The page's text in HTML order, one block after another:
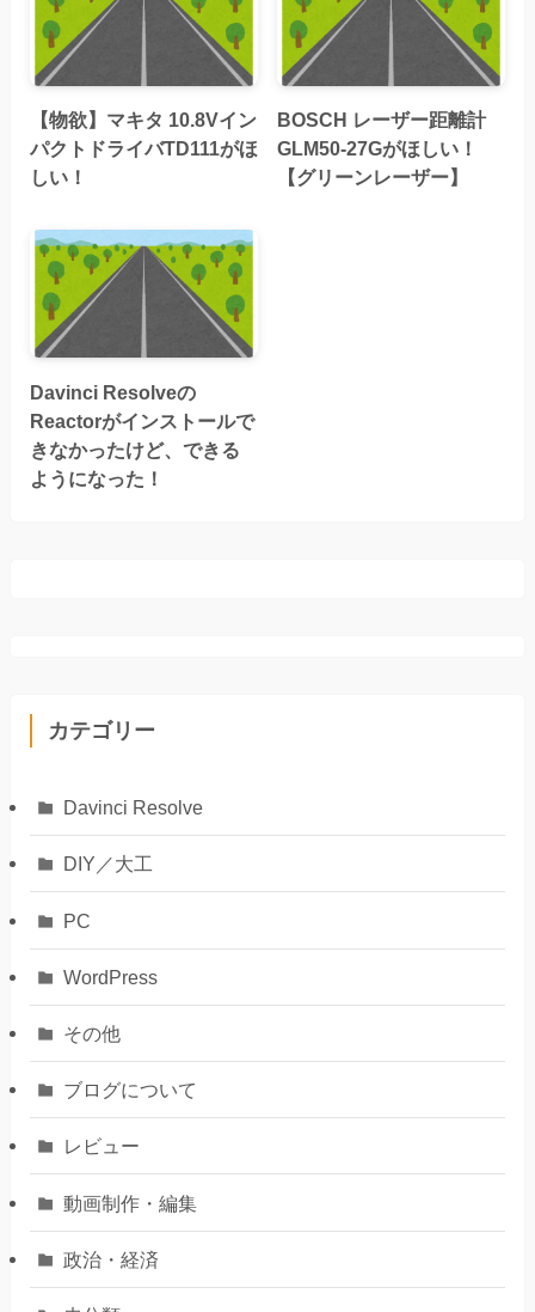
【物欲】マキタ 10.8Vイン
パクトドライバTD111がほ
しい！
BOSCH レーザー距離計
GLM50-27Gがほしい！
【グリーンレーザー】
Davinci Resolveの
Reactorがインストールで
きなかったけど、できる
ようになった！
カテゴリー
Davinci Resolve
DIY／大工
PC
WordPress
その他
ブログについて
レビュー
動画制作・編集
政治・経済